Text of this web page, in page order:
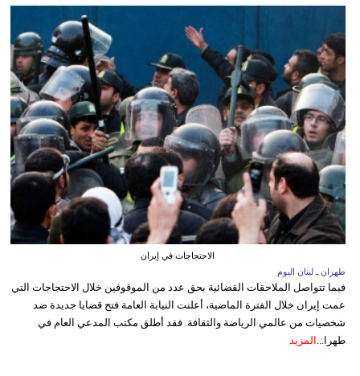
الاحتجاجات في إيران
طهران ـ لبنان اليوم
فيما تتواصل الملاحقات القضائية بحق عدد من الموقوفين خلال الاحتجاجات التي
عمت إيران خلال الفترة الماضية، أعلنت النيابة العامة فتح قضايا جديدة ضد
شخصيات من عالمي الرياضة والثقافة. فقد أطلق مكتب المدعي العام في
طهرا... المزيد